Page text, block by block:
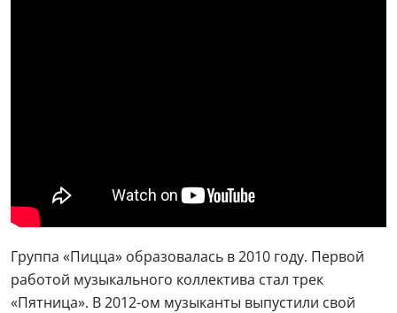
Группа «Пицца» образовалась в 2010 году. Первой
работой музыкального коллектива стал трек
«Пятница». В 2012-ом музыканты выпустили свой